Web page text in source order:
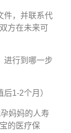
件，并联系代
方在未来可
进行到哪一步
1-2个月）
妈妈的人寿
的医疗保